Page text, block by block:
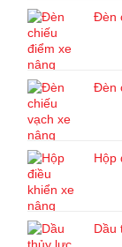
Đèn
Đèn
Hộp
Dầu